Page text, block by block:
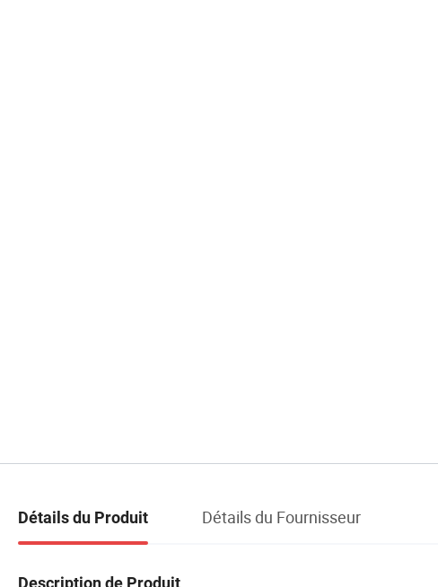
Détails du Produit Détails du Fournisseur
Description de Produit